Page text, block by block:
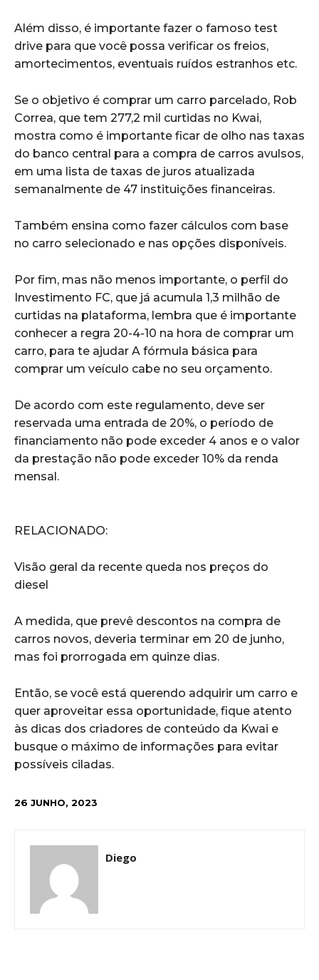
Além disso, é importante fazer o famoso test
drive para que você possa verificar os freios,
amortecimentos, eventuais ruídos estranhos etc.
Se o objetivo é comprar um carro parcelado, Rob
Correa, que tem 277,2 mil curtidas no Kwai,
mostra como é importante ficar de olho nas taxas
do banco central para a compra de carros avulsos,
em uma lista de taxas de juros atualizada
semanalmente de 47 instituições financeiras.
Também ensina como fazer cálculos com base
no carro selecionado e nas opções disponíveis.
Por fim, mas não menos importante, o perfil do
Investimento FC, que já acumula 1,3 milhão de
curtidas na plataforma, lembra que é importante
conhecer a regra 20-4-10 na hora de comprar um
carro, para te ajudar A fórmula básica para
comprar um veículo cabe no seu orçamento.
De acordo com este regulamento, deve ser
reservada uma entrada de 20%, o período de
financiamento não pode exceder 4 anos e o valor
da prestação não pode exceder 10% da renda
mensal.
RELACIONADO:
Visão geral da recente queda nos preços do
diesel
A medida, que prevê descontos na compra de
carros novos, deveria terminar em 20 de junho,
mas foi prorrogada em quinze dias.
Então, se você está querendo adquirir um carro e
quer aproveitar essa oportunidade, fique atento
às dicas dos criadores de conteúdo da Kwai e
busque o máximo de informações para evitar
possíveis ciladas.
26 JUNHO, 2023
Diego